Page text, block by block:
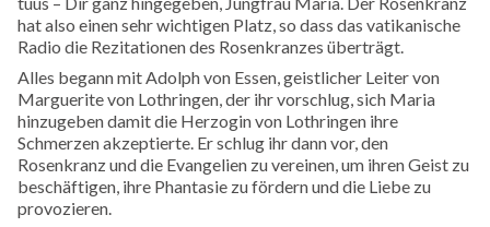
hat also einen sehr wichtigen Platz, so dass das vatikanische
Radio die Rezitationen des Rosenkranzes überträgt.
Alles begann mit Adolph von Essen, geistlicher Leiter von
Marguerite von Lothringen, der ihr vorschlug, sich Maria
hinzugeben damit die Herzogin von Lothringen ihre
Schmerzen akzeptierte. Er schlug ihr dann vor, den
Rosenkranz und die Evangelien zu vereinen, um ihren Geist zu
beschäftigen, ihre Phantasie zu fördern und die Liebe zu
provozieren.